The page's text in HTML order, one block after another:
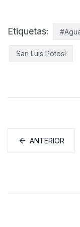
Etiquetas:
San Luis Potosí
ANTERIOR